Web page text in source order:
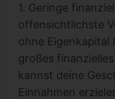
1. Geringe
offensichtlichste
ohne Eigenkapital
großes
kannst deine
Einnahmen